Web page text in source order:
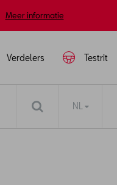
Meer informatie
Testrit
Verdelers
NL